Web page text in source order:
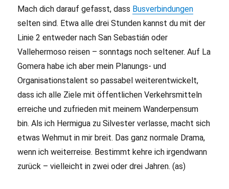
Mach dich darauf gefasst, dass Busverbindungen
selten sind. Etwa alle drei Stunden kannst du mit der
Linie 2 entweder nach San Sebastián oder
Vallehermoso reisen – sonntags noch seltener. Auf La
Gomera habe ich aber mein Planungs- und
Organisationstalent so passabel weiterentwickelt,
dass ich alle Ziele mit öffentlichen Verkehrsmitteln
erreiche und zufrieden mit meinem Wanderpensum
bin. Als ich Hermigua zu Silvester verlasse, macht sich
etwas Wehmut in mir breit. Das ganz normale Drama,
wenn ich weiterreise. Bestimmt kehre ich irgendwann
zurück – vielleicht in zwei oder drei Jahren. (as)